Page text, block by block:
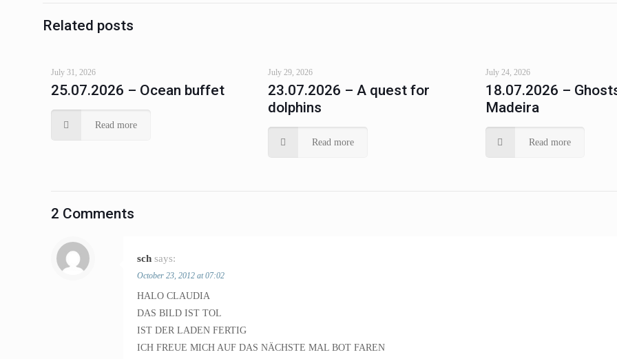
Related posts
July 31, 2026
25.07.2026 – Ocean buffet
Read more
July 29, 2026
23.07.2026 – A quest for
dolphins
Read more
July 24, 2026
18.07.2026 –
Madeira
Read more
2 Comments
sch says:
October 23, 2012 at 07:02
HALO CLAUDIA
DAS BILD IST TOL
IST DER LADEN FERTIG
ICH FREUE MICH AUF DAS NÄCHSTE MAL BOT FAREN